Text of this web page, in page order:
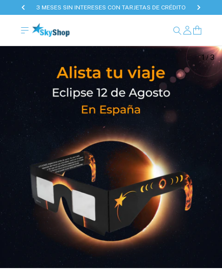
3 MESES SIN INTERESES CON TARJETAS DE CRÉDITO
1/3